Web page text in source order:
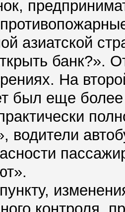
азиатской
банк?».
На
был еще
водители
контроля,